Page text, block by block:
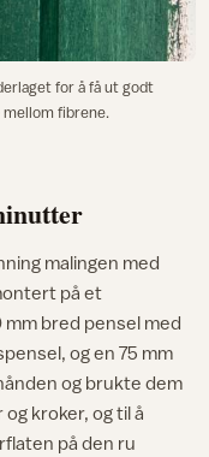
for å få ut godt
fibrene.
malingen med
på et
bred pensel med
og en 75 mm
og brukte dem
kroker, og til å
på den ru